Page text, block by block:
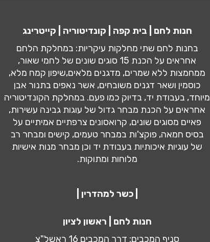
חנות לחם | בית קפה | קונדיטוריה | קייטרינג
בחנות לחם שתי מחלקות עיקריות: במחלקת הלחם
אחראים על הכנת 15 סוגים שונים של לחמי שאור,
ממחמצות ללא שמרים, מדגנים מלאים,שיפון קמח מלא,
כוסמין ושאר דגנים משובחים, אשר נאפים בתנור אבן
מיוחד, בעבודת יד, בדיוק כמו פעם. במחלקת הקונדיטוריה
אחראים על הכנת מבחר גדול של עוגות גבינה עשירות,
פאיים מסוגים שונים, קרואסונים צרפתיים אמיתיים על
בסיס חמאה, פוקצ'ות במבחר טעמים, קישים ומבחר רב
של עוגיות איכותיות בעבודת יד וכן מבחר מנות אישיות
מלוחות ומתוקות.
| כשר למהדרין |
חנות לחם | ראשון לציון
סניף המכבים: דרך המכבים 16 ראשל"צ